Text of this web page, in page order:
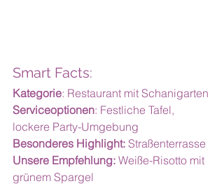
Smart Facts:
Kategorie: Restaurant mit Schanigarten
Serviceoptionen: Festliche Tafel,
lockere Party-Umgebung
Besonderes Highlight: Straßenterrasse
Unsere Empfehlung: Weiße-Risotto mit
grünem Spargel